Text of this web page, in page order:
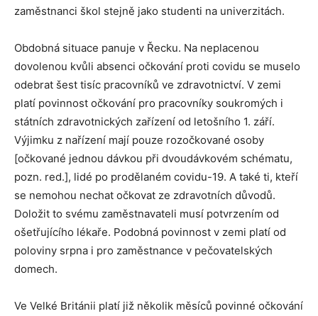
zaměstnanci škol stejně jako studenti na univerzitách.
Obdobná situace panuje v Řecku. Na neplacenou
dovolenou kvůli absenci očkování proti covidu se muselo
odebrat šest tisíc pracovníků ve zdravotnictví. V zemi
platí povinnost očkování pro pracovníky soukromých i
státních zdravotnických zařízení od letošního 1. září.
Výjimku z nařízení mají pouze rozočkované osoby
[očkované jednou dávkou při dvoudávkovém schématu,
pozn. red.], lidé po prodělaném covidu-19. A také ti, kteří
se nemohou nechat očkovat ze zdravotních důvodů.
Doložit to svému zaměstnavateli musí potvrzením od
ošetřujícího lékaře. Podobná povinnost v zemi platí od
poloviny srpna i pro zaměstnance v pečovatelských
domech.
Ve Velké Británii platí již několik měsíců povinné očkování